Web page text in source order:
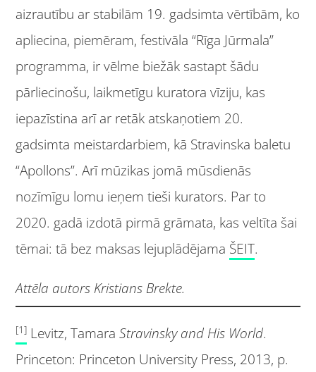
aizrautību ar stabilām 19. gadsimta vērtībām, ko
apliecina, piemēram, festivāla “Rīga Jūrmala”
programma, ir vēlme biežāk sastapt šādu
pārliecinošu, laikmetīgu kuratora vīziju, kas
iepazīstina arī ar retāk atskaņotiem 20.
gadsimta meistardarbiem, kā Stravinska baletu
“Apollons”. Arī mūzikas jomā mūsdienās
nozīmīgu lomu ieņem tieši kurators. Par to
2020. gadā izdotā pirmā grāmata, kas veltīta šai
tēmai: tā bez maksas lejuplādējama ŠEIT.
Attēla autors Kristians Brekte.
[1] Levitz, TamaraStravinsky and His World.
Princeton: Princeton University Press, 2013, p.